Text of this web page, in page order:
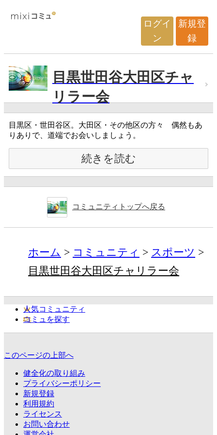
ログイ
ン
新規登
録
目黒世田谷大田区チャ
リラー会
目黒区・世田谷区。大田区・その他区の方々 偶然もあ
りありで、道端でお会いしましょう。
続きを読む
コミュニティトップへ戻る
ホーム コミュニティ
スポーツ
目黒世田谷大田区チャリラー会
人気コミュニティ
コミュを探す
このページの上部へ
健全化の取り組み
プライバシーポリシー
新規登録
利用規約
ライセンス
お問い合わせ